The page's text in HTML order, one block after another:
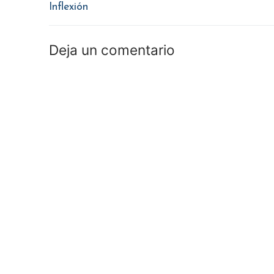
anterior:
Inflexión
Deja un comentario